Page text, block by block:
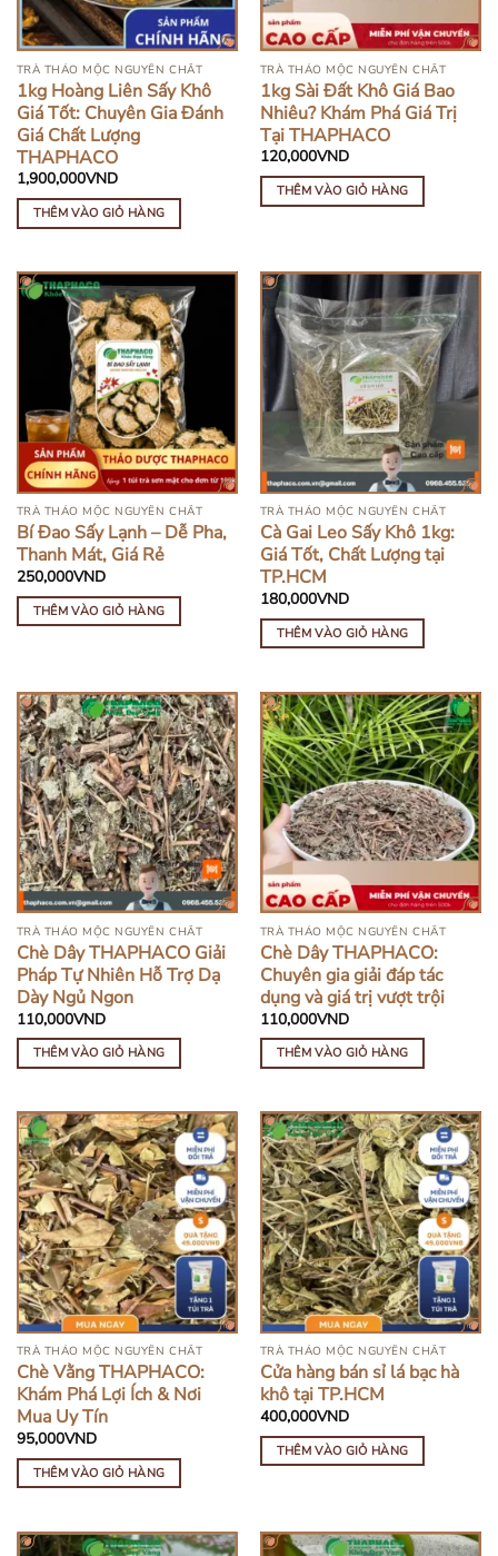
TRÀ THẢO MỘC NGUYÊN CHẤT
1kg Hoàng Liên Sấy Khô
Giá Tốt: Chuyên Gia Đánh
Giá Chất Lượng
THAPHACO
1,900,000VND
THÊM VÀO GIỎ HÀNG
TRÀ THẢO MỘC NGUYÊN CHẤT
1kg Sài Đất Khô Giá Bao
Nhiêu? Khám Phá Giá Trị
Tại THAPHACO
120,000VND
THÊM VÀO GIỎ HÀNG
TRÀ THẢO MỘC NGUYÊN CHẤT
Bí Đao Sấy Lạnh – Dễ Pha,
Thanh Mát, Giá Rẻ
250,000VND
THÊM VÀO GIỎ HÀNG
TRÀ THẢO MỘC NGUYÊN CHẤT
Cà Gai Leo Sấy Khô 1kg:
Giá Tốt, Chất Lượng tại
TP.HCM
180,000VND
THÊM VÀO GIỎ HÀNG
TRÀ THẢO MỘC NGUYÊN CHẤT
Chè Dây THAPHACO Giải
Pháp Tự Nhiên Hỗ Trợ Dạ
Dày Ngủ Ngon
110,000VND
THÊM VÀO GIỎ HÀNG
TRÀ THẢO MỘC NGUYÊN CHẤT
Chè Dây THAPHACO:
Chuyên gia giải đáp tác
dụng và giá trị vượt trội
110,000VND
THÊM VÀO GIỎ HÀNG
TRÀ THẢO MỘC NGUYÊN CHẤT
Chè Vằng THAPHACO:
Khám Phá Lợi Ích & Nơi
Mua Uy Tín
95,000VND
THÊM VÀO GIỎ HÀNG
TRÀ THẢO MỘC NGUYÊN CHẤT
Cửa hàng bán sỉ lá bạc hà
khô tại TP.HCM
400,000VND
THÊM VÀO GIỎ HÀNG